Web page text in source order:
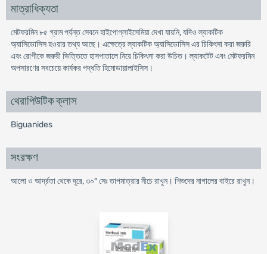
মাত্রাধিক্যতা
মেটফরমিন ৮৫ গ্রাম পর্যন্ত সেবনে হাইপোগ্লাইসেমিয়া দেখা যায়নি, যদিও ল্যাকটিক
অ্যাসিডোসিস হওয়ার তথ্য আছে। এক্ষেত্রে ল্যাকটিক অ্যাসিডোসিস এর চিকিৎসা করা জরুরি
এবং রোগীকে জরুরী ভিত্তিতে হাসপাতালে নিয়ে চিকিৎসা করা উচিত। ল্যাকটেট এবং মেটফরমিন
অপসারণের সবচেয়ে কার্যকর পদ্ধতি হিমোডায়ালাইসিস।
থেরাপিউটিক ক্লাস
Biguanides
সংরক্ষণ
আলো ও আর্দ্রতা থেকে দূরে, ৩০° সেঃ তাপমাত্রার নীচে রাখুন। শিশুদের নাগালের বাইরে রাখুন।